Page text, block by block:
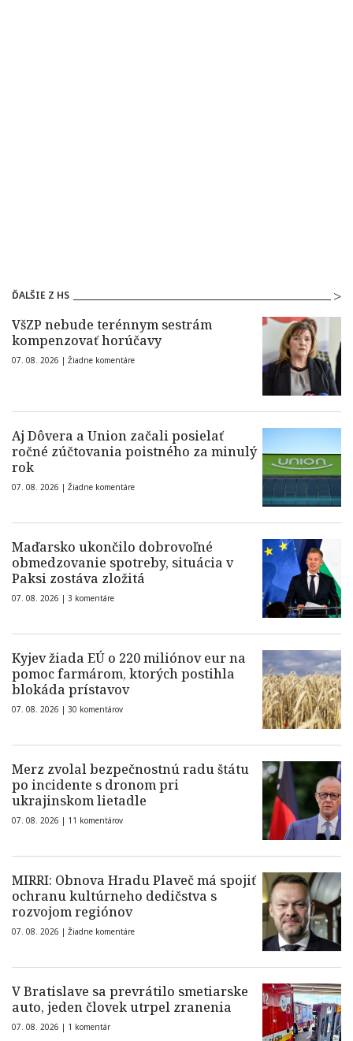
ĎALŠIE Z HS
VšZP nebude terénnym sestrám
kompenzovať horúčavy
07. 08. 2026 | Žiadne komentáre
Aj Dôvera a Union začali posielať
ročné zúčtovania poistného za minulý
rok
07. 08. 2026 | Žiadne komentáre
Maďarsko ukončilo dobrovoľné
obmedzovanie spotreby, situácia v
Paksi zostáva zložitá
07. 08. 2026 | 3 komentáre
Kyjev žiada EÚ o 220 miliónov eur na
pomoc farmárom, ktorých postihla
blokáda prístavov
07. 08. 2026 | 30 komentárov
Merz zvolal bezpečnostnú radu štátu
po incidente s dronom pri
ukrajinskom lietadle
07. 08. 2026 | 11 komentárov
MIRRI: Obnova Hradu Plaveč má spojiť
ochranu kultúrneho dedičstva s
rozvojom regiónov
07. 08. 2026 | Žiadne komentáre
V Bratislave sa prevrátilo smetiarske
auto, jeden človek utrpel zranenia
07. 08. 2026 | 1 komentár